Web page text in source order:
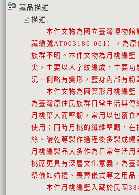
藏品描述
描述 :
本件文物為國立臺灣博物館
藏編號AT003186-061），為原
族群不明。本件文物為月桃編籃
尖，主要以人字紋編成，主要功
況一側略有變形，籃身內部有粉
本件文物為圓箕形月桃編籃
為臺灣原住民族群日常生活與傳
月桃葉大而堅韌，常用以包覆食
使用；同時月桃的纖維堅韌，在
絲、曬乾等製作過程後多製成繩
月桃編製品大多作為日常生活用
桃蓆更具有深層文化意義，為臺
祭儀如婚禮、喪葬儀式等之用品
本件月桃編籃入藏於民國38